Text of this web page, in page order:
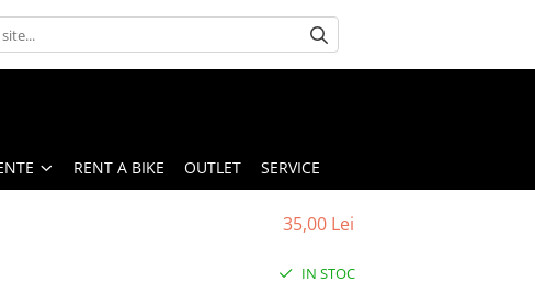
RENT A BIKE OUTLET SERVICE
35,00 Lei
IN STOC